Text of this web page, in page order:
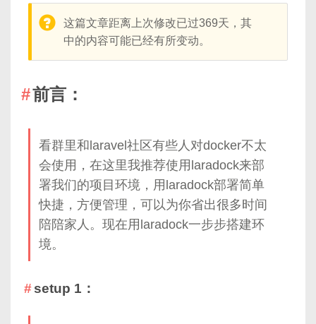
warning:
这篇文章距离上次修改已过369天，其
中的内容可能已经有所变动。
前言：
看群里和laravel社区有些人对docker不太
会使用，在这里我推荐使用laradock来部
署我们的项目环境，用laradock部署简单
快捷，方便管理，可以为你省出很多时间
陪陪家人。现在用laradock一步步搭建环
境。
setup 1：